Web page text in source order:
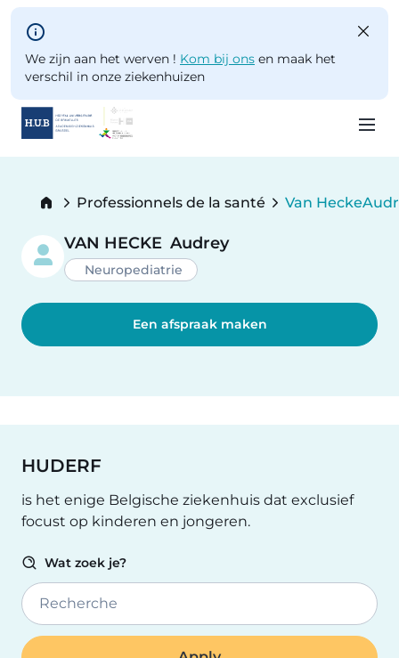
Skip to main content
We zijn aan het werven ! Kom bij ons en maak het
verschil in onze ziekenhuizen
Breadcrumb
Professionnels de la santé Van Hecke
VAN HECKE Audrey
Neuropediatrie
Een afspraak maken
HUDERF
is het enige Belgische ziekenhuis dat exclusief
focust op kinderen en jongeren.
Wat zoek je?
Recherche